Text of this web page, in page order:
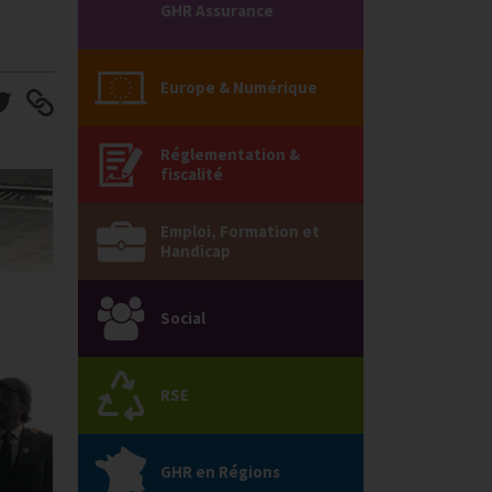
GHR Assurance
Europe & Numérique
Réglementation &
fiscalité
Emploi, Formation et
Handicap
Social
RSE
GHR en Régions